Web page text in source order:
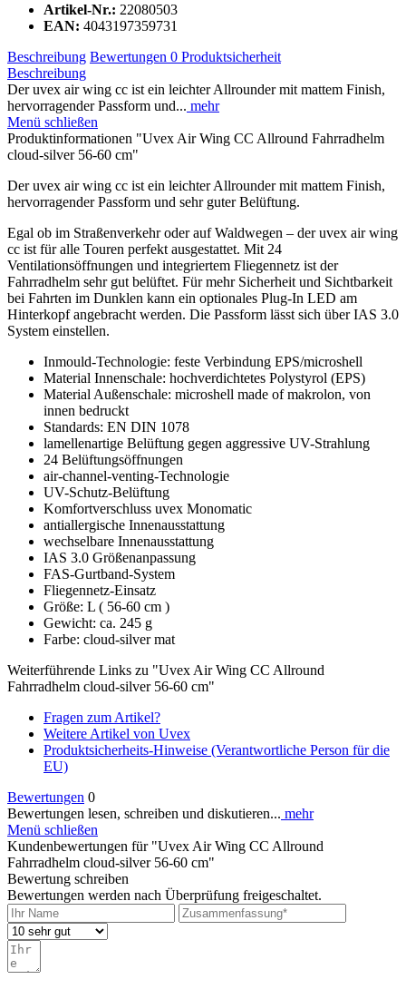
Artikel-Nr.: 22080503
EAN: 4043197359731
Beschreibung Bewertungen 0 Produktsicherheit
Beschreibung
Der uvex air wing cc ist ein leichter Allrounder mit mattem Finish,
hervorragender Passform und... mehr
Menü schließen
Produktinformationen "Uvex Air Wing CC Allround Fahrradhelm
cloud-silver 56-60 cm"
Der uvex air wing cc ist ein leichter Allrounder mit mattem Finish,
hervorragender Passform und sehr guter Belüftung.
Egal ob im Straßenverkehr oder auf Waldwegen – der uvex air wing
cc ist für alle Touren perfekt ausgestattet. Mit 24
Ventilationsöffnungen und integriertem Fliegennetz ist der
Fahrradhelm sehr gut belüftet. Für mehr Sicherheit und Sichtbarkeit
bei Fahrten im Dunklen kann ein optionales Plug-In LED am
Hinterkopf angebracht werden. Die Passform lässt sich über IAS 3.0
System einstellen.
Inmould-Technologie: feste Verbindung EPS/microshell
Material Innenschale: hochverdichtetes Polystyrol (EPS)
Material Außenschale: microshell made of makrolon, von
innen bedruckt
Standards: EN DIN 1078
lamellenartige Belüftung gegen aggressive UV-Strahlung
24 Belüftungsöffnungen
air-channel-venting-Technologie
UV-Schutz-Belüftung
Komfortverschluss uvex Monomatic
antiallergische Innenausstattung
wechselbare Innenausstattung
IAS 3.0 Größenanpassung
FAS-Gurtband-System
Fliegennetz-Einsatz
Größe: L ( 56-60 cm )
Gewicht: ca. 245 g
Farbe: cloud-silver mat
Weiterführende Links zu "Uvex Air Wing CC Allround
Fahrradhelm cloud-silver 56-60 cm"
Fragen zum Artikel?
Weitere Artikel von Uvex
Produktsicherheits-Hinweise (Verantwortliche Person für die
EU)
Bewertungen 0
Bewertungen lesen, schreiben und diskutieren... mehr
Menü schließen
Kundenbewertungen für "Uvex Air Wing CC Allround
Fahrradhelm cloud-silver 56-60 cm"
Bewertung schreiben
Bewertungen werden nach Überprüfung freigeschaltet.